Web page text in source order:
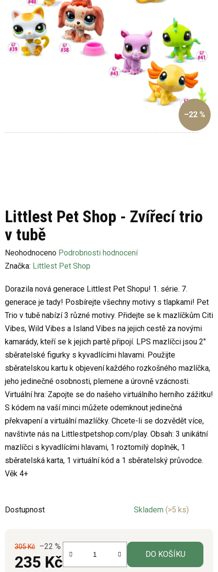
Littlest Pet Shop - Zvířecí trio
v tubě
Průměrné
hodnocení
je
0,0
z
5
hvězdiček.
Neohodnoceno Podrobnosti hodnocení
Značka: Littlest Pet Shop
Dorazila nová generace Littlest Pet Shopu! 1. série. 7.
generace je tady! Posbírejte všechny motivy s tlapkami! Pet
Trio v tubě nabízí 3 různé motivy. Přidejte se k mazlíčkům Citi
Vibes, Wild Vibes a Island Vibes na jejich cestě za novými
kamarády, kteří se k jejich partě připojí. LPS mazlíčci jsou 2"
sběratelské figurky s kyvadlícími hlavami. Použijte
sběratelskou kartu k objevení každého rozkošného mazlíčka,
jeho jedinečné osobnosti, plemene a úrovně vzácnosti.
Virtuální hra: Zapojte se do našeho virtuálního herního zážitku!
S kódem na vaší minci můžete odemknout jedinečná
překvapení a virtuální mazlíčky. Chcete-li se dozvědět více,
navštivte nás na Littlestpetshop.com/play. Obsah: 3 unikátní
mazlíčci s kyvadlícími hlavami, 1 roztomilý doplněk, 1
sběratelská karta, 1 virtuální kód a 1 sběratelský průvodce.
Věk 4+
Dostupnost Skladem (>5 ks)
305 Kč –22 %
235 Kč DO KOŠÍKU
–22 %